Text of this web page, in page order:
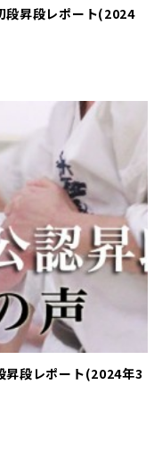
段昇段レポート(2024
昇段レポート(2024年3